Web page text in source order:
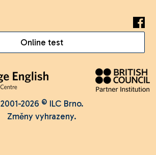
Online test
2001-2026 © ILC Brno.
Změny vyhrazeny.